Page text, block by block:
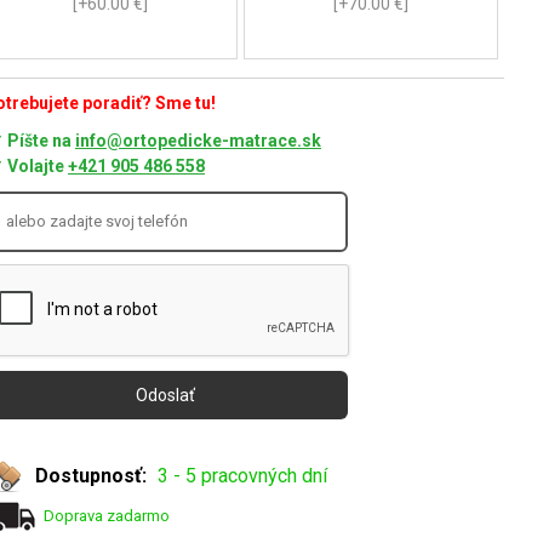
poradiť? Sme tu!
Píšte na info@ortopedicke-matrace.sk
Volajte+421 905 486 558
Dostupnosť: 3 - 5 pracovných dní
Doprava zadarmo